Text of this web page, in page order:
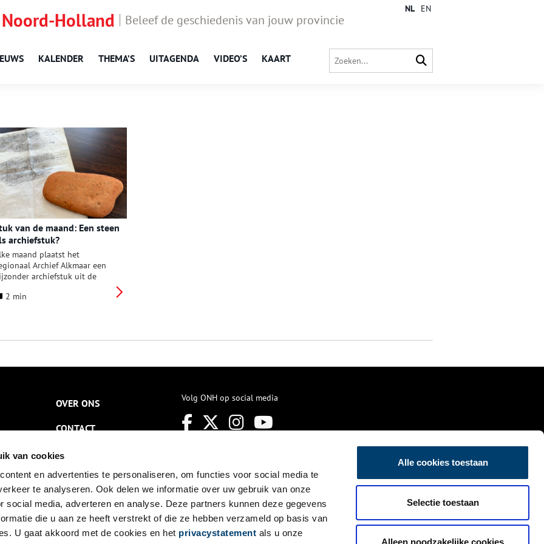
van cookies
en advertenties te personaliseren, om functies voor social media te
te analyseren. Ook delen we informatie over uw gebruik van onze
social media, adverteren en analyse. Deze partners kunnen deze gegevens
die u aan ze heeft verstrekt of die ze hebben verzameld op basis van
U gaat akkoord met de cookies en het privacystatement als u onze
Alle cookies toestaan
Selectie toestaan
Alleen noodzakelijke cookies
Holland Beleef de geschiedenis van jouw provincie
KALENDER THEMA’S UITAGENDA VIDEO’S KAART
NL EN
van de maand: Een steen
archiefstuk?
maand plaatst het
Archief Alkmaar een
archiefstuk uit de
keer: een steen uit
papieren en
staat een inscriptie die verwijst
de Abdij van Egmond is
steen echt meer dan duizend
oud?
2 min
OVER ONS
CONTACT
NIEUWSBRIEF
DISCLAIMER
PRIVACY
TOEGANKELIJKHEID
Volg ONH op social media